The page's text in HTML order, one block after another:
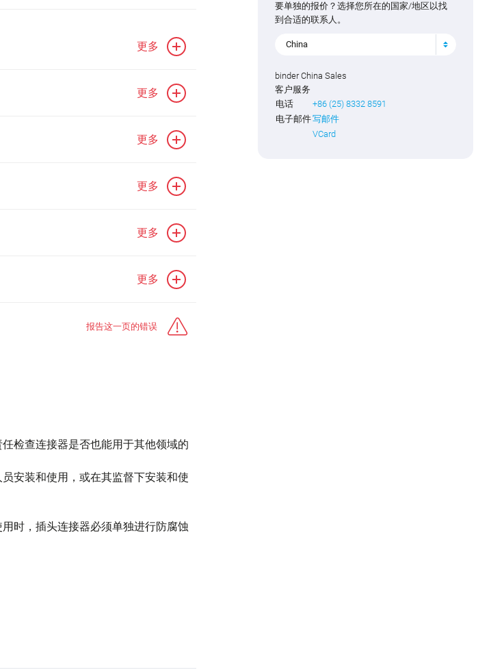
更多
更多
更多
更多
更多
更多
报告这一页的错误
检查连接器是否也能用于其他领域的
安装和使用，或在其监督下安装和使
时，插头连接器必须单独进行防腐蚀
要单独的报价？选择您所在的国家/地区以找
到合适的联系人。
China
binder China Sales
客户服务
电话
+86 (25) 8332 8591
电子邮件写邮件
VCard